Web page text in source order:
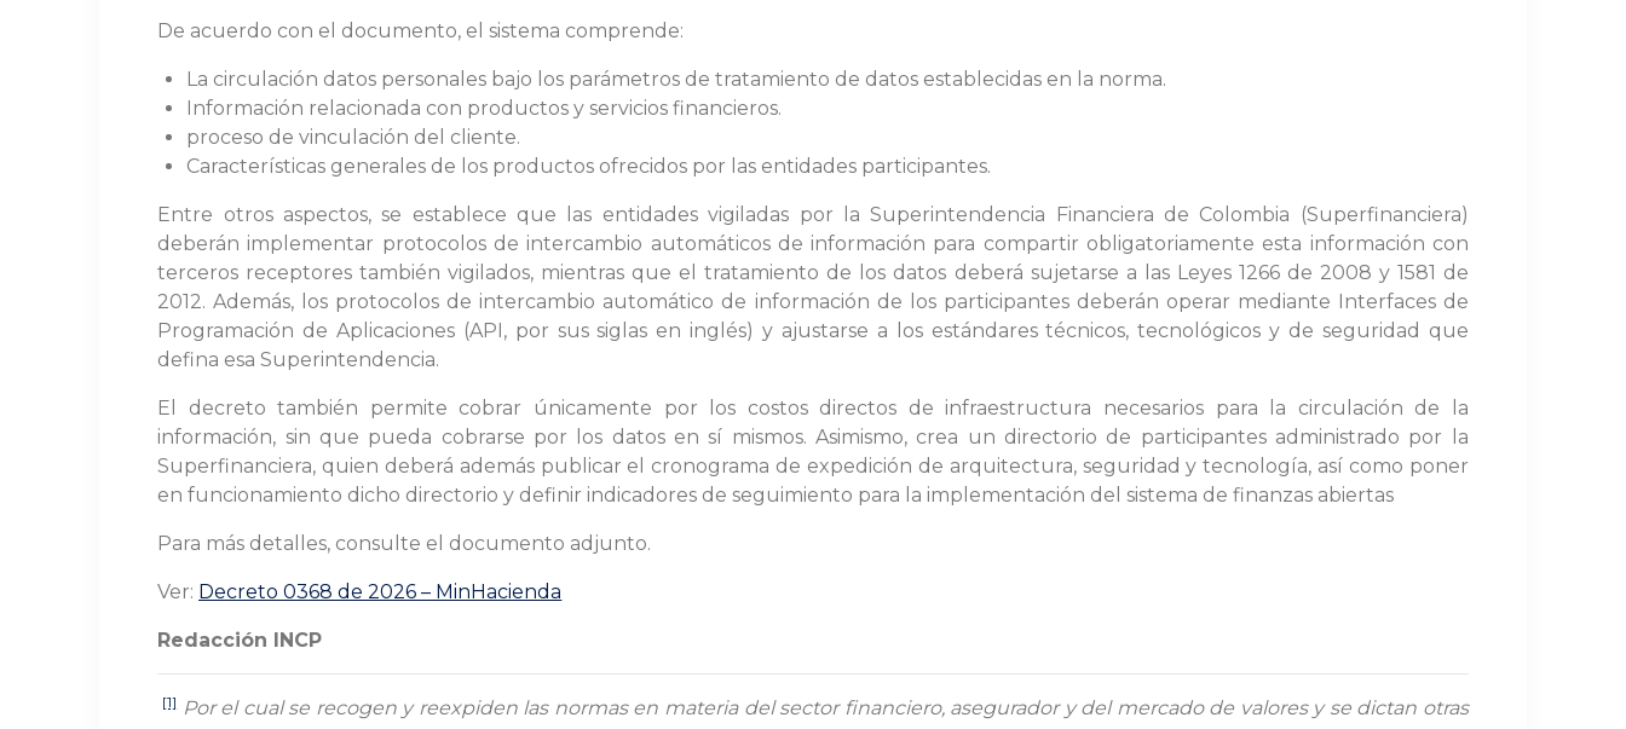
De acuerdo con el documento, el sistema comprende:
La circulación datos personales bajo los parámetros de tratamiento de datos establecidas en la norma.
Información relacionada con productos y servicios financieros.
proceso de vinculación del cliente.
Características generales de los productos ofrecidos por las entidades participantes.
Entre otros aspectos, se establece que las entidades vigiladas por la Superintendencia Financiera de Colombia (Superfinanciera)
deberán implementar protocolos de intercambio automáticos de información para compartir obligatoriamente esta información con
terceros receptores también vigilados, mientras que el tratamiento de los datos deberá sujetarse a las Leyes 1266 de 2008 y 1581 de
2012. Además, los protocolos de intercambio automático de información de los participantes deberán operar mediante Interfaces de
Programación de Aplicaciones (API, por sus siglas en inglés) y ajustarse a los estándares técnicos, tecnológicos y de seguridad que
defina esa Superintendencia.
El decreto también permite cobrar únicamente por los costos directos de infraestructura necesarios para la circulación de la
información, sin que pueda cobrarse por los datos en sí mismos. Asimismo, crea un directorio de participantes administrado por la
Superfinanciera, quien deberá además publicar el cronograma de expedición de arquitectura, seguridad y tecnología, así como poner
en funcionamiento dicho directorio y definir indicadores de seguimiento para la implementación del sistema de finanzas abiertas
Para más detalles, consulte el documento adjunto.
Ver: Decreto 0368 de 2026 – MinHacienda
Redacción INCP
[1] Por el cual se recogen y reexpiden las normas en materia del sector financiero, asegurador y del mercado de valores y se dictan otras